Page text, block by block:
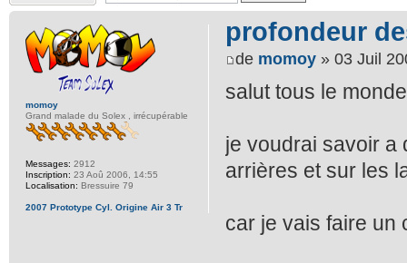
profondeur
de momoy » 03 Juil
salut tous le monde
je voudrai savoir a
arrières et sur les
car je vais faire un
momoy
Grand malade du Solex , irrécupérable
Messages: 2912
Inscription: 23 Aoû 2006, 14:55
Localisation: Bressuire 79
2007 Prototype Cyl. Origine Air 3 Tr